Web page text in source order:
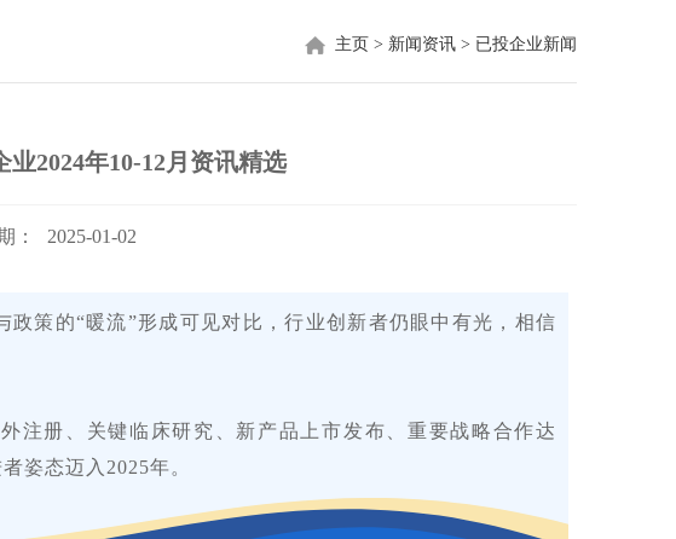
主页 > 新闻资讯 > 已投企业新闻
2024年10-12月资讯精选
： 2025-01-02
政策的“暖流”形成可见对比，行业创新者仍眼中有光，相信
注册、关键临床研究、新产品上市发布、重要战略合作达
姿态迈入2025年。